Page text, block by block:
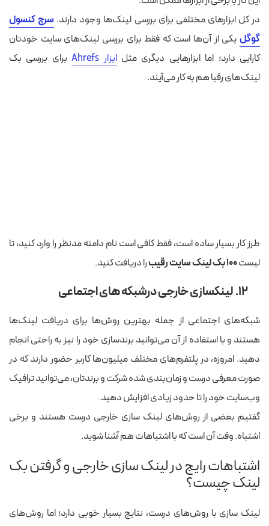
در کل ابزارهای مختلفی برای بررسی لینک‌ها وجود دارند. سرچ کنسول
گوگل یکی از آن‌ها است که فقط برای بررسی لینک‌های سایت خودتان
کارایی دارد؛ اما ابزارهایی دیگری مثلابزار Ahrefs
برای بررسی بک
لینک‌های رقبا هم به کار می‌آیند.
طرز کار بسیار ساده است، فقط کافی است نام دامنه مدنظر را وارد کنید، تا
لیست۱۰۰ بک لینک سایت رقیب را دریافت کنید.
۱۲. لینکسازی خارجی درشبکه های اجتماعی
شبکه‌های اجتماعی از جمله بهترین روش‌ها برای دریافت لینک‌ها
هستند و با استفاده از آن می‌توانید برندسازی خود را نیز به راحتی انجام
دهید. امروزه، در پلتفرم‌های مختلف میلیون‌ها کاربر حضور دارند که در
صورت معرفی درست و زمان‌بندی شده شرکت و برندتان، می‌توانید ترافیک
وب‌سایت خود را تا حدود زیادی افزایش دهید.
گفتیم بعضی از روش‌های لینک‌ سازی خارجی درست هستند و برخی
اشتباه. وقت آن است که با اشتباهات هم آشنا شوید.
اشتباهات رایج در لینک سازی خارجی و گرفتن بک
لینک چیست؟
لینک سازی با روش‌های درست، نتایج بسیار خوبی دارد؛ اما روش‌های